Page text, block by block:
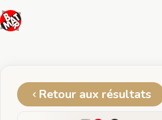
au
contenu
Retour aux résultats